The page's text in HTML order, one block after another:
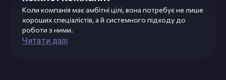
Коли компанія має амбітні цілі, вона потребує не лише
хороших спеціалістів, а й системного підходу до
роботи з ними.
Читати далі